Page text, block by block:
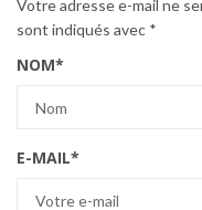
Votre adresse e-mail ne
sont indiqués avec *
NOM*
E-MAIL*